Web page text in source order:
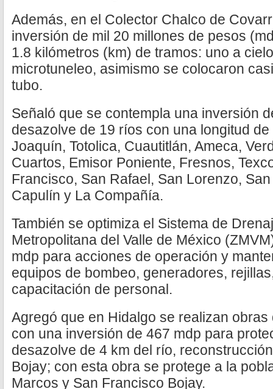
Además, en el Colector Chalco de
inversión de mil 20 millones de pesos
1.8 kilómetros (km) de tramos: uno a
microtuneleo, asimismo se colocaron
tubo.
Señaló que se contempla una inversión
desazolve de 19 ríos con una longitud
Joaquín, Totolica, Cuautitlán, Ameca,
Cuartos, Emisor Poniente, Fresnos,
Francisco, San Rafael, San Lorenzo,
Capulín y La Compañía.
También se optimiza el Sistema de
Metropolitana del Valle de México
mdp para acciones de operación y
equipos de bombeo, generadores,
capacitación de personal.
Agregó que en Hidalgo se realizan
con una inversión de 467 mdp para
desazolve de 4 km del río,
Bojay; con esta obra se protege a la
Marcos y San Francisco Bojay.